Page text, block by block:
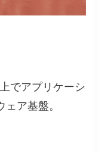
でアプリケーシ
ア基盤。